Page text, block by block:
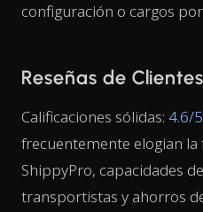
configuración o cargos
Reseñas de Clientes
Calificaciones sólidas: 4.6/
frecuentemente elogian la
ShippyPro, capacidades
transportistas y ahorros